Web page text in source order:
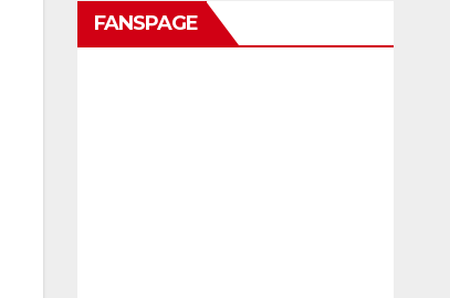
FANSPAGE